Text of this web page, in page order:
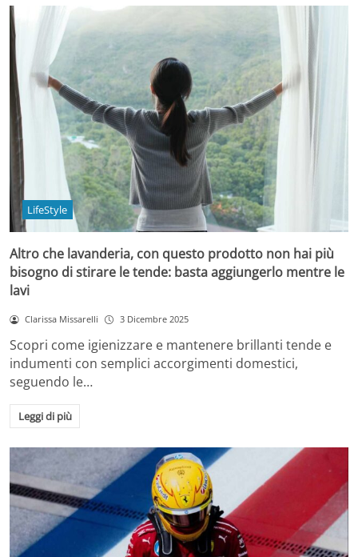
LifeStyle
Altro che lavanderia, con questo prodotto non hai più
bisogno di stirare le tende: basta aggiungerlo mentre le
lavi
Clarissa Missarelli 3 Dicembre 2025
Scopri come igienizzare e mantenere brillanti tende e
indumenti con semplici accorgimenti domestici,
seguendo le…
Leggi di più